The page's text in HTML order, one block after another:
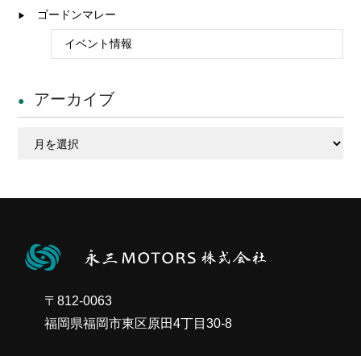
ゴードンマレー
イベント情報
アーカイブ
〒812-0063
福岡県福岡市東区原田4丁目30-8